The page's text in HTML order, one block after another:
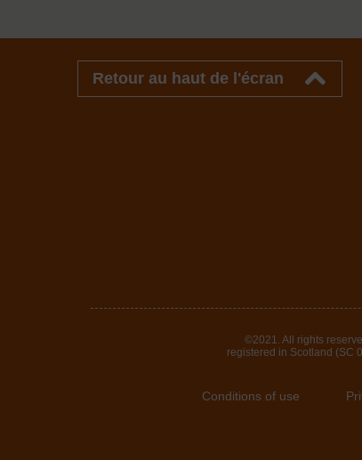
Retour au haut de l'écran
©2021. All rights
registered in Scotland (SC
Conditions of use